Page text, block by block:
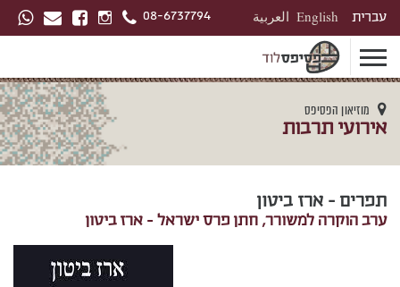
עברית English العربية 08-6737794
מוזיאון הפסיפס
אירועי תרבות
תפרים - ארז ביטון
ערב הוקרה למשורר, חתן פרס ישראל - ארז ביטון